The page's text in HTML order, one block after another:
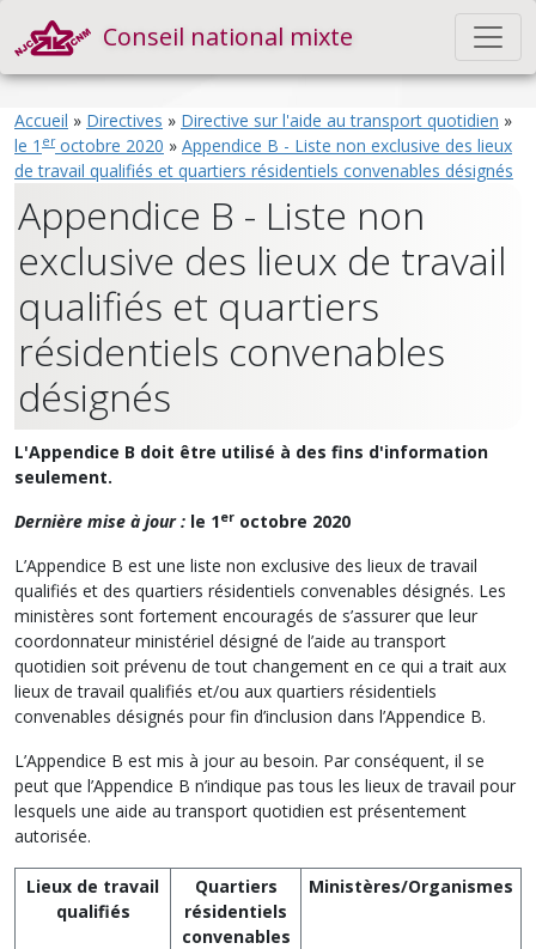
Conseil national mixte
Accueil » Directives » Directive sur l'aide au transport quotidien »
le 1 eroctobre 2020 » Appendice B - Liste non exclusive des lieux
de travail qualifiés et quartiers résidentiels convenables désignés
Appendice B - Liste non
exclusive des lieux de travail
qualifiés et quartiers
résidentiels convenables
désignés
L'Appendice B doit être utilisé à des fins d'information
seulement.
Dernière mise à jour : le 1er octobre 2020
L’Appendice B est une liste non exclusive des lieux de travail
qualifiés et des quartiers résidentiels convenables désignés. Les
ministères sont fortement encouragés de s’assurer que leur
coordonnateur ministériel désigné de l’aide au transport
quotidien soit prévenu de tout changement en ce qui a trait aux
lieux de travail qualifiés et/ou aux quartiers résidentiels
convenables désignés pour fin d’inclusion dans l’Appendice B.
L’Appendice B est mis à jour au besoin. Par conséquent, il se
peut que l’Appendice B n’indique pas tous les lieux de travail pour
lesquels une aide au transport quotidien est présentement
autorisée.
Lieux de travail
qualifiés
Quartiers
résidentiels
convenables
Ministères/Organismes